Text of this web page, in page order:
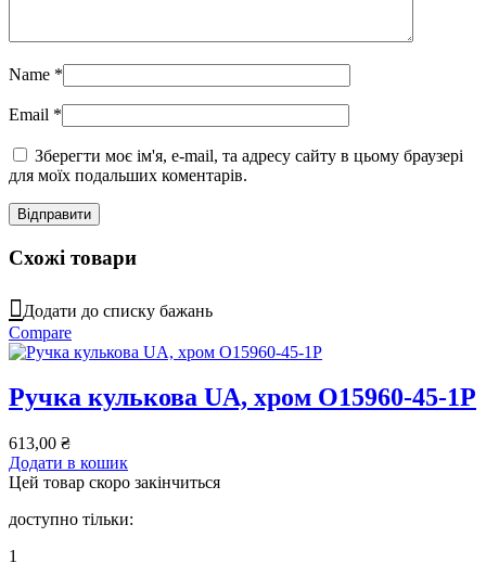
Name *
Email *
Зберегти моє ім'я, e-mail, та адресу сайту в цьому браузері
для моїх подальших коментарів.
Схожі товари
Додати до списку бажань
Compare
Ручка кулькова UA, хром O15960-45-1P
613,00 ₴
Додати в кошик
Цей товар скоро закінчиться
доступно тільки:
1